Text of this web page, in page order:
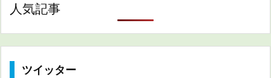
人気記事
ツイッター